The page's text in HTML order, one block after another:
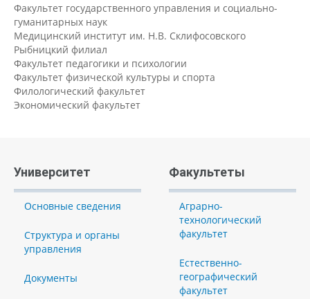
Факультет государственного управления и социально-
гуманитарных наук
Медицинский институт им. Н.В. Склифосовского
Рыбницкий филиал
Факультет педагогики и психологии
Факультет физической культуры и спорта
Филологический факультет
Экономический факультет
Университет
Основные сведения
Структура и органы
управления
Документы
Факультеты
Аграрно-
технологический
факультет
Естественно-
географический
факультет